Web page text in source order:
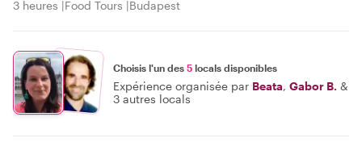
3 heures Food Tours Budapest
Choisis l'un des 5 locals disponibles
Expérience organisée par Beata, Gabor B. &
3 autres locals